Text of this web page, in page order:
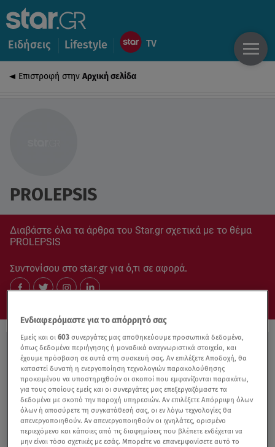
Ειδήσεις Lifestyle
Επιστροφή στην Αρχική σελίδα
PROLEPSIS
Διαβάστε όλα τα άρθρα του Star.gr σχετικά με το θέμα
PROLEPSIS
Συντονίσου στο star.gr για ό,τι σε αφορά.
Ενδιαφερόμαστε για το απόρρητό σας
Εμείς και οι603 συνεργάτες μας αποθηκεύουμε προσωπικά δεδομένα,
όπως δεδομένα περιήγησης ή μοναδικά αναγνωριστικά στοιχεία, και
έχουμε πρόσβαση σε αυτά στη συσκευή σας. Αν επιλέξετε Αποδοχή, θα
καταστεί δυνατή η ενεργοποίηση τεχνολογιών παρακολούθησης
προκειμένου να υποστηριχθούν οι σκοποί που εμφανίζονται παρακάτω,
για τους οποίους εμείς και οι συνεργάτες μας επεξεργαζόμαστε τα
δεδομένα με σκοπό την παροχή υπηρεσιών. Αν επιλέξετε Απόρριψη όλων
όλων ή αποσύρετε τη συγκατάθεσή σας, οι εν λόγω τεχνολογίες θα
απενεργοποιηθούν. Αν απενεργοποιηθούν οι ιχνηλάτες, ορισμένο
περιεχόμενο και κάποιες από τις διαφημίσεις που βλέπετε ενδέχεται να
μην είναι τόσο σχετικές με εσάς. Μπορείτε να επανεμφανίσετε αυτό το